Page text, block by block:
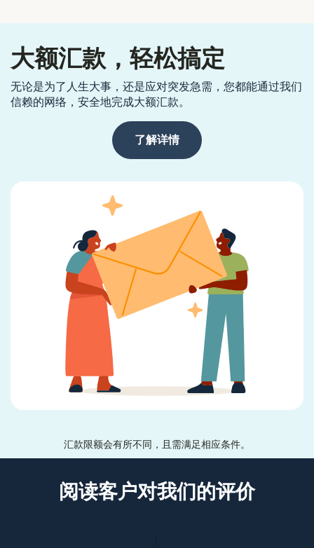
大额汇款，轻松搞定
无论是为了人生大事，还是应对突发急需，您都能通过我们
信赖的网络，安全地完成大额汇款。
了解详情
汇款限额会有所不同，且需满足相应条件。
阅读客户对我们的评价